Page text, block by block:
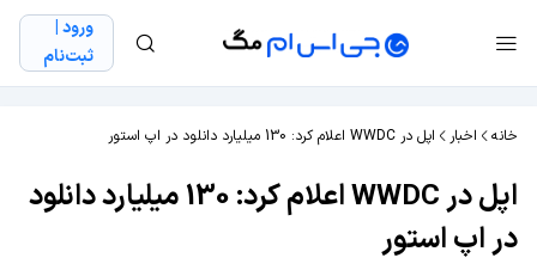
ورود |
ثبت‌نام
خانه اخبار اپل در WWDC اعلام کرد: 130 میلیارد دانلود در اپ استور
اپل در WWDC اعلام کرد: 130 میلیارد دانلود
در اپ استور